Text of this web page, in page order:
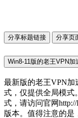
分享标题链接 分享页
Win8-11版的老王VPN
最新版的老王VPN加
式，仅提供全局模式
式，请访问官网http://
版本。值得注意的是